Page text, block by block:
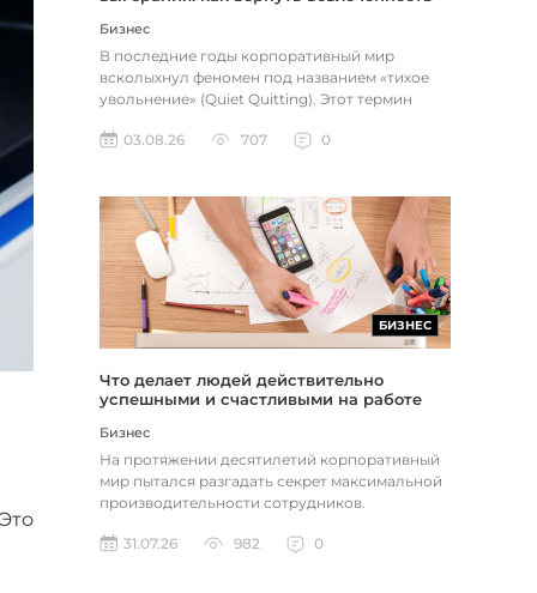
Бизнес
В последние годы корпоративный мир
всколыхнул феномен под названием «тихое
увольнение» (Quiet Quitting). Этот термин
03.08.26
707 0
БИЗНЕС
Что делает людей действительно
успешными и счастливыми на работе
Бизнес
На протяжении десятилетий корпоративный
мир пытался разгадать секрет максимальной
производительности сотрудников.
31.07.26
982 0